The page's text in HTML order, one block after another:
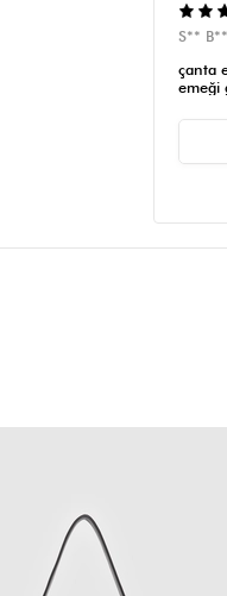
S**
çanta
emeği
çok